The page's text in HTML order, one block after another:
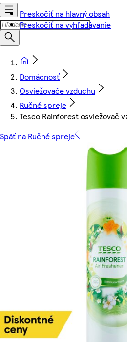
Preskočiť na hlavný obsah
Preskočiť na vyhľadávanie
Domácnosť
Osviežovače vzduchu
Ručné spreje
Tesco Rainforest osviežovač
Späť na Ručné spreje